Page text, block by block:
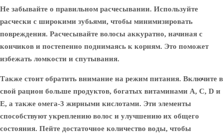
Не забывайте о правильном расчесывании. Используйте
расчески с широкими зубьями, чтобы минимизировать
повреждения. Расчесывайте волосы аккуратно, начиная с
кончиков и постепенно поднимаясь к корням. Это поможет
избежать ломкости и спутывания.
Также стоит обратить внимание на режим питания. Включите в
свой рацион больше продуктов, богатых витаминами A, C, D и
E, а также омега-3 жирными кислотами. Эти элементы
способствуют укреплению волос и улучшению их общего
состояния. Пейте достаточное количество воды, чтобы